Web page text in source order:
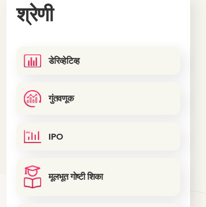
श्रेणी
डेरिव्हेटिव्ह
गुंतवणूक
IPO
मूलभूत गोष्टी शिका